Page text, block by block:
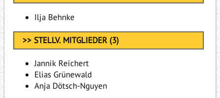
Ilja Behnke
>> STELLV. MITGLIEDER (3)
Jannik Reichert
Elias Grünewald
Anja Dötsch-Nguyen